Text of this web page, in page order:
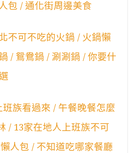
包 / 通化街周邊美食
不可不吃的火鍋 / 火鍋懶
/ 鴛鴦鍋 / 涮涮鍋 / 你要什
族看過來 / 午餐晚餐怎麼
/ 13家在地人上班族不可
人包 / 不知道吃哪家餐廳